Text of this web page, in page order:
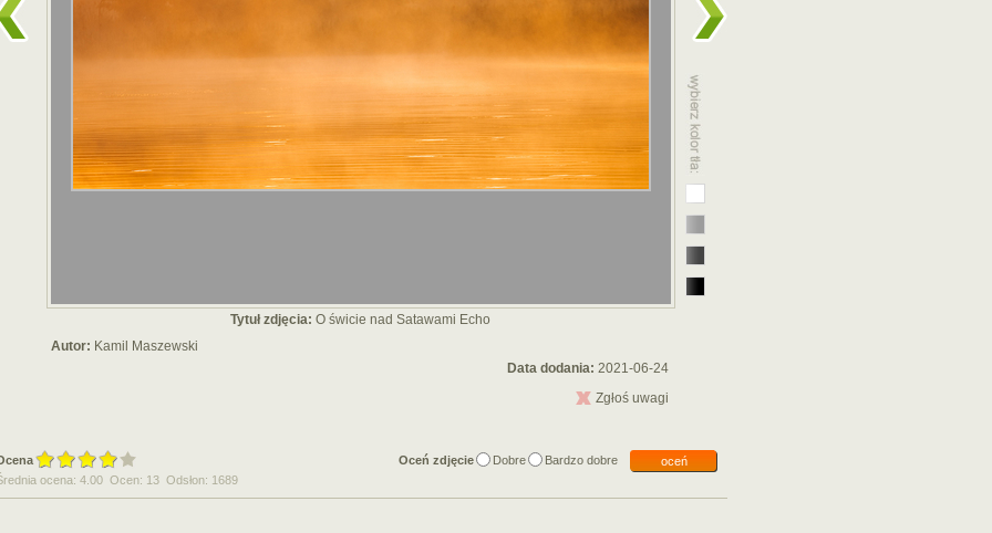
Tytuł zdjęcia: O świcie nad Satawami Echo
Autor: Kamil Maszewski
Data dodania: 2021-06-24
Zgłoś uwagi
Oceń zdjęcie Dobre Bardzo dobre
oceń
ocena: 4.00 Ocen: 13 Odsłon: 1689